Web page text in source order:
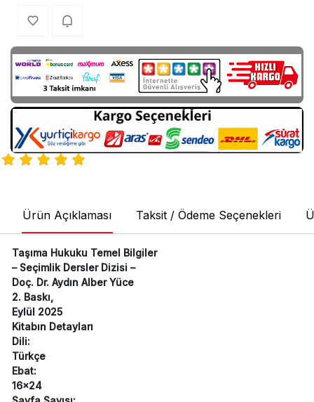
Ürün Açıklaması Taksit / Ödeme Seçenekleri
Taşıma Hukuku Temel Bilgiler
– Seçimlik Dersler Dizisi –
Doç. Dr. Aydın Alber Yüce
2. Baskı,
Eylül 2025
Kitabın Detayları
Dili:
Türkçe
Ebat:
16x24